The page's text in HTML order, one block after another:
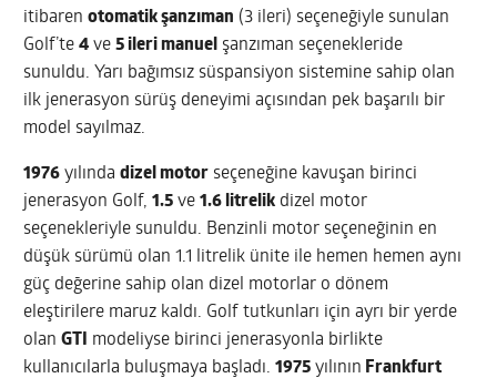
itibarenotomatik şanzıman (3 ileri) seçeneğiyle sunulan
Golf’te4 ve5 ileri manuel şanzıman seçenekleride
sunuldu. Yarı bağımsız süspansiyon sistemine sahip olan
ilk jenerasyon sürüş deneyimi açısından pek başarılı bir
model sayılmaz.
1976 yılındadizel motor seçeneğine kavuşan birinci
jenerasyon Golf,1.5 ve1.6 litrelik dizel motor
seçenekleriyle sunuldu. Benzinli motor seçeneğinin en
düşük sürümü olan 1.1 litrelik ünite ile hemen hemen aynı
güç değerine sahip olan dizel motorlar o dönem
eleştirilere maruz kaldı. Golf tutkunları için ayrı bir yerde
olanGTI
modeliyse birinci jenerasyonla birlikte
kullanıcılarla buluşmaya başladı.1975 yılının Frankfurt